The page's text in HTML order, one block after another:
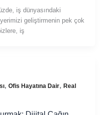
iş dünyasındaki
geliştirmenin pek çok
iş
, Ofis Hayatına Dair, Real